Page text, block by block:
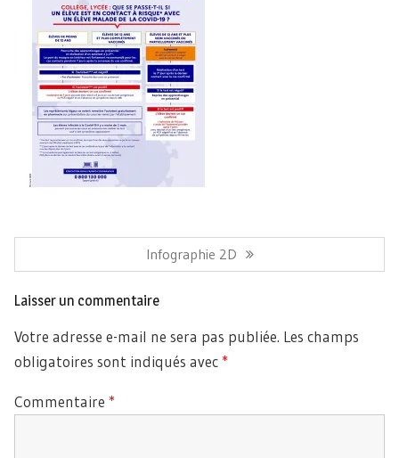
Navigation
l’article
Article
Précédent:
Infographie 2D
Laisser un commentaire
Votre adresse e-mail ne sera pas publiée. Les champs
obligatoires sont indiqués avec*
Commentaire *